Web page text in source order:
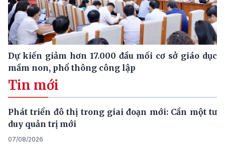
Dự kiến giảm hơn 17.000 đầu mối cơ sở giáo dục
mầm non, phổ thông công lập
Tin mới
Phát triển đô thị trong giai đoạn mới: Cần một tư
duy quản trị mới
07/08/2026